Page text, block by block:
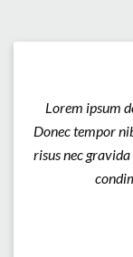
Lorem ipsum
Donec tempor
risus nec